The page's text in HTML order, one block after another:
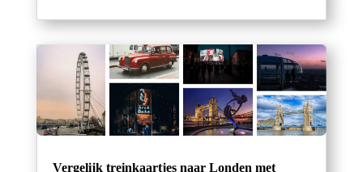
Vergelijk treinkaartjes naar Londen met